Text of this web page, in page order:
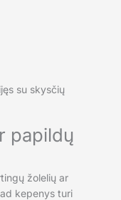
su skysčių
papildų
žolelių ar
kepenys turi